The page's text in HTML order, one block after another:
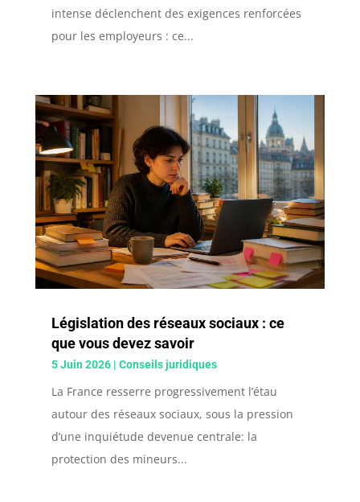
intense déclenchent des exigences renforcées
pour les employeurs : ce...
Législation des réseaux sociaux : ce
que vous devez savoir
5 Juin 2026| Conseils juridiques
La France resserre progressivement l’étau
autour des réseaux sociaux, sous la pression
d’une inquiétude devenue centrale: la
protection des mineurs...